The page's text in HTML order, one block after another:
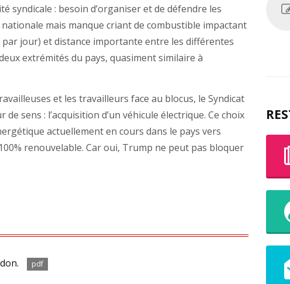
syndicale : besoin d’organiser et de défendre les
mais manque criant de combustible impactant
jour) et distance importante entre les différentes
extrémités du pays, quasiment similaire à
et les travailleurs face au blocus, le Syndicat
sens : l’acquisition d’un véhicule électrique. Ce choix
actuellement en cours dans le pays vers
renouvelable. Car oui, Trump ne peut pas bloquer
pdf